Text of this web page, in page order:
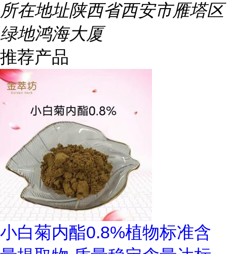
所在地址陕西省西安市雁塔区
绿地鸿海大厦
推荐产品
小白菊内酯0.8%植物标准含